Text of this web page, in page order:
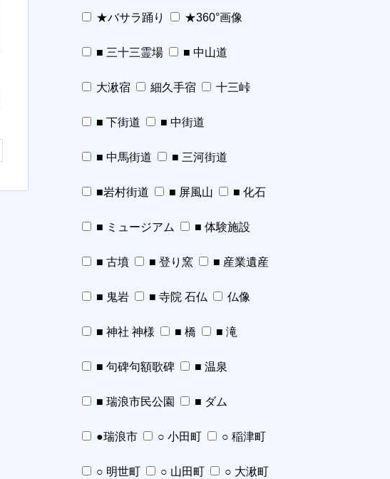
★バサラ踊り ★360°画像
■ 三十三霊場 ■ 中山道
大湫宿 細久手宿 十三峠
■ 下街道 ■ 中街道
■ 中馬街道 ■ 三河街道
■岩村街道 ■ 屏風山 ■ 化石
■ ミュージアム ■ 体験施設
■ 古墳 ■ 登り窯 ■ 産業遺産
■ 鬼岩 ■ 寺院 石仏 仏像
■ 神社 神様 ■ 橋 ■ 滝
■ 句碑句額歌碑 ■ 温泉
■ 瑞浪市民公園 ■ ダム
●瑞浪市 ○ 小田町 ○ 稲津町
○ 明世町 ○ 山田町 ○ 大湫町